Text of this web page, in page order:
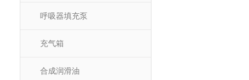
呼吸器填充泵
充气箱
合成润滑油